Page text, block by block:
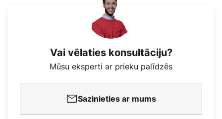
Vai vēlaties konsultāciju?
Mūsu eksperti ar prieku palīdzēs
Sazinieties ar mums